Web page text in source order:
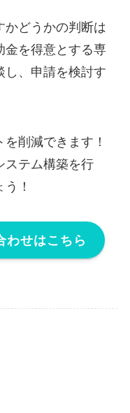
かどうかの判断は
金を得意とする専
、申請を検討す
削減できます！
ステム構築を行
！
わせはこちら